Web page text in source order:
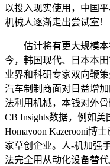
以投入现实使用，中国
机械人逐渐走出尝试室！
估计将有更大规模本
今，韩国现代、日本本
业界和科研专家双向鞭
汽车制制商面对日益增
法利用机械，本钱对外
CB Insights数据，例如
Homayoon Kazerooni博
家草创企业。人-机加强
法完全用从动化设备替